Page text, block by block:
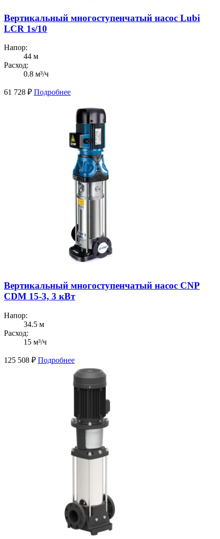
Вертикальный многоступенчатый насос Lubi
LCR 1s/10
Напор:
44 м
Расход:
0.8 м³/ч
61 728 ₽ Подробнее
Вертикальный многоступенчатый насос CNP
CDM 15-3, 3 кВт
Напор:
34.5 м
Расход:
15 м³/ч
125 508 ₽ Подробнее